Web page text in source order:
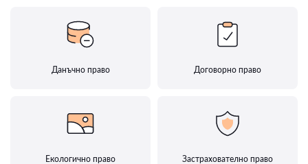
Данъчно право Договорно право
Екологично право Застрахователно право